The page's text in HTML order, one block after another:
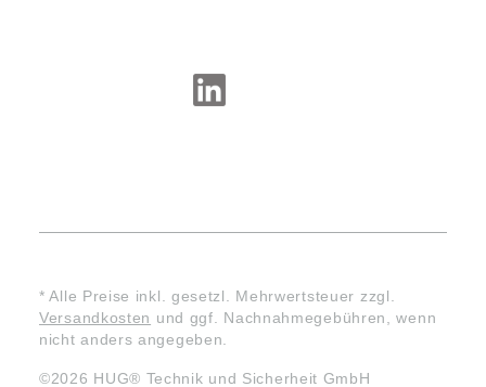
* Alle Preise inkl. gesetzl. Mehrwertsteuer zzgl.
Versandkosten und ggf. Nachnahmegebühren, wenn
nicht anders angegeben.
©2026 HUG® Technik und Sicherheit GmbH